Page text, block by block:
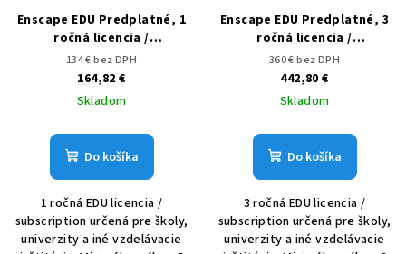
oEnscape EDU Predplatné, 1
ročná licencia /
subscription
134 € bez DPH
164,82 €
Skladom
Do košíka
1 ročná EDU licencia /
subscription určená pre školy,
univerzity a iné vzdelávacie
Enscape EDU Predplatné, 3
ročná licencia /
subscription
360 € bez DPH
442,80 €
Skladom
Do košíka
3 ročná EDU licencia /
subscription určená pre školy,
univerzity a iné vzdelávacie